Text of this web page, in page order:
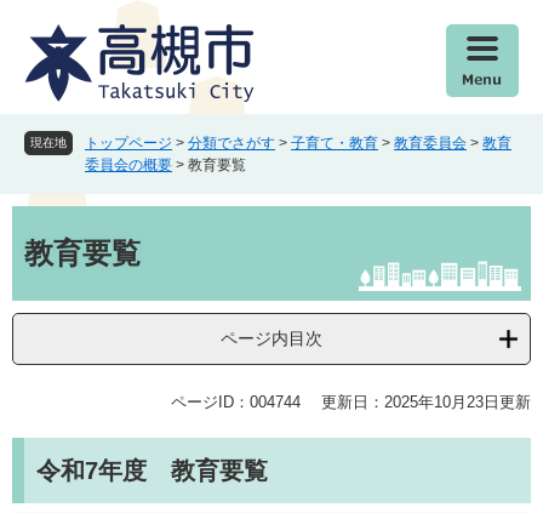
現在地 トップページ > 分類でさがす > 子育て・教育 > 教育委員会 > 教育
委員会の概要 > 教育要覧
文教育要覧
ページ内目次
ページID：004744 更新日：2025年10月23日更新
令和7年度 教育要覧